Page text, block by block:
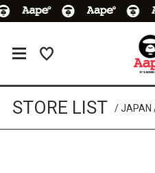
STORE LIST JAPAN